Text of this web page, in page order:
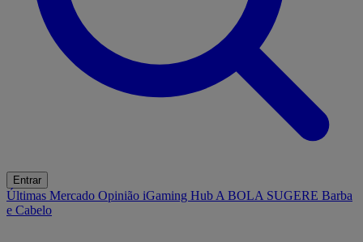
Entrar
Últimas Mercado Opinião iGaming Hub A BOLA SUGERE Barba
e Cabelo